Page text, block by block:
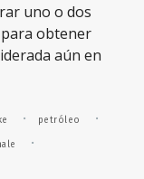
uno o dos
obtener
aún en
· petróleo ·
·